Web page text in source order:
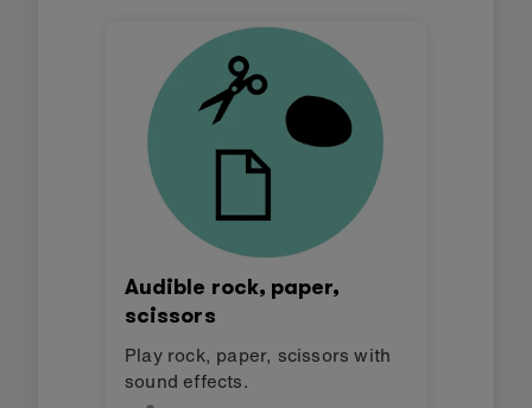
Audible rock, paper,
scissors
Play rock, paper, scissors with
sound effects.